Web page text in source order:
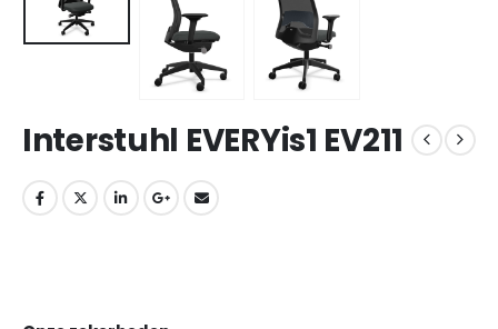
Interstuhl EVERYis1 EV211